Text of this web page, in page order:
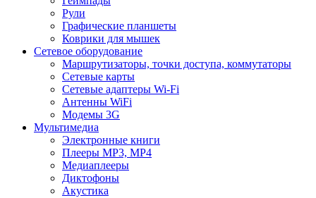
Рули
Графические планшеты
Коврики для мышек
Сетевое оборудование
Маршрутизаторы, точки доступа, коммутаторы
Сетевые карты
Сетевые адаптеры Wi-Fi
Антенны WiFi
Модемы 3G
Мультимедиа
Электронные книги
Плееры MP3, MP4
Медиаплееры
Диктофоны
Акустика